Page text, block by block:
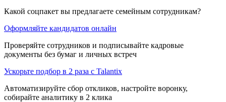
Какой соцпакет вы предлагаете семейным сотрудникам?
Оформляйте кандидатов онлайн
Проверяйте сотрудников и подписывайте кадровые
документы без бумаг и личных встреч
Ускорьте подбор в 2 раза с Talantix
Автоматизируйте сбор откликов, настройте воронку,
собирайте аналитику в 2 клика